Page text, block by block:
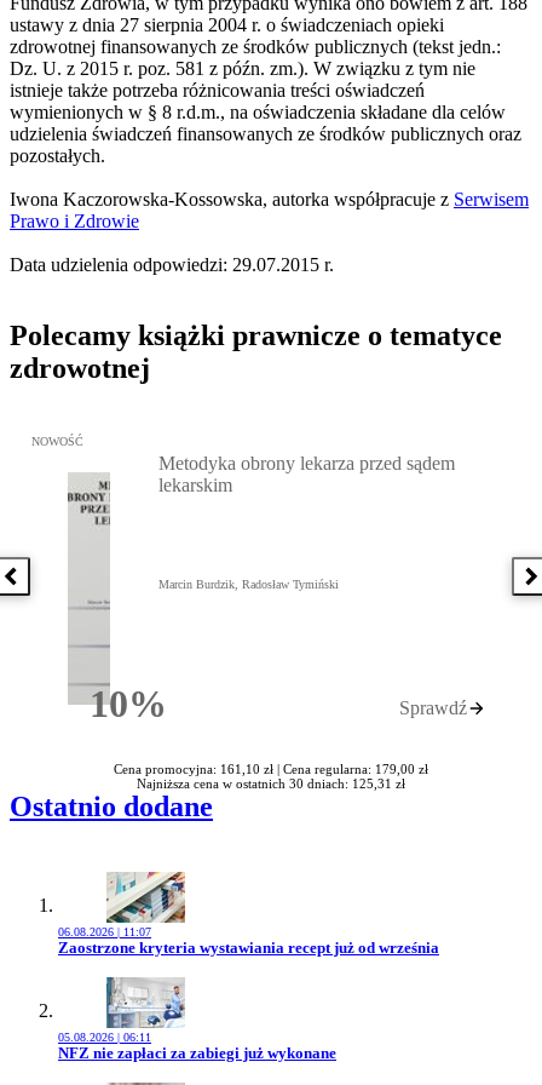
ustawy z dnia 27 sierpnia 2004 r. o świadczeniach opieki
zdrowotnej finansowanych ze środków publicznych (tekst jedn.:
Dz. U. z 2015 r. poz. 581 z późn. zm.). W związku z tym nie
istnieje także potrzeba różnicowania treści oświadczeń
wymienionych w § 8 r.d.m., na oświadczenia składane dla celów
udzielenia świadczeń finansowanych ze środków publicznych oraz
pozostałych.
Iwona Kaczorowska-Kossowska, autorka współpracuje z Serwisem
Prawo i Zdrowie
Data udzielenia odpowiedzi: 29.07.2015 r.
Polecamy książki prawnicze o tematyce
zdrowotnej
Poprzednia książka
Przejdź do: Metodyka obrony lekarza przed sądem lekarskim,
NOWOŚĆ
10%Rabatu
Metodyka obrony lekarza przed sądem
lekarskim
Marcin Burdzik, Radosław Tymiński
Sprawdź
Cena promocyjna: 161,10 zł | Cena regularna: 179,00 zł
Najniższa cena w ostatnich 30 dniach: 125,31 zł
Ostatnio dodane
06.08.2026 | 11:07
Przejdź do artykułu:
Zaostrzone kryteria wystawiania recept już od września
05.08.2026 | 06:11
Przejdź do artykułu:
NFZ nie zapłaci za zabiegi już wykonane